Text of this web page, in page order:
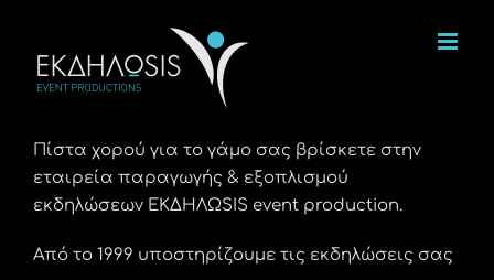
περιεχόμενο
Πίστα χορού για το γάμο σας βρίσκετε στην
εταιρεία παραγωγής & εξοπλισμού
εκδηλώσεων ΕΚΔΗΛΩSIS event production.
Από το 1999 υποστηρίζουμε τις εκδηλώσεις σας